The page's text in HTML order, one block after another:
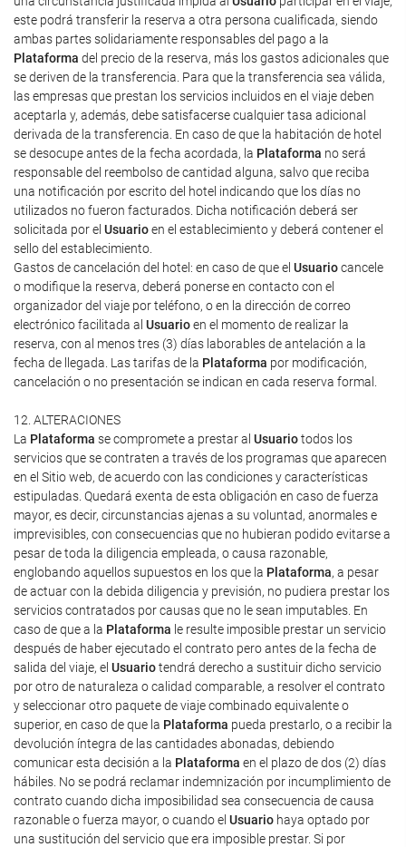
este podrá transferir la reserva a otra persona cualificada, siendo
ambas partes solidariamente responsables del pago a la
Plataforma del precio de la reserva, más los gastos adicionales que
se deriven de la transferencia. Para que la transferencia sea válida,
las empresas que prestan los servicios incluidos en el viaje deben
aceptarla y, además, debe satisfacerse cualquier tasa adicional
derivada de la transferencia. En caso de que la habitación de hotel
se desocupe antes de la fecha acordada, la Plataforma no será
responsable del reembolso de cantidad alguna, salvo que reciba
una notificación por escrito del hotel indicando que los días no
utilizados no fueron facturados. Dicha notificación deberá ser
solicitada por el Usuarioen el establecimiento y deberá contener el
sello del establecimiento.
Gastos de cancelación del hotel: en caso de que el Usuariocancele
o modifique la reserva, deberá ponerse en contacto con el
organizador del viaje por teléfono, o en la dirección de correo
electrónico facilitada al Usuarioen el momento de realizar la
reserva, con al menos tres (3) días laborables de antelación a la
fecha de llegada. Las tarifas de la Plataforma por modificación,
cancelación o no presentación se indican en cada reserva formal.
12. ALTERACIONES
La Plataforma se compromete a prestar al Usuariotodos los
servicios que se contraten a través de los programas que aparecen
en el Sitio web, de acuerdo con las condiciones y características
estipuladas. Quedará exenta de esta obligación en caso de fuerza
mayor, es decir, circunstancias ajenas a su voluntad, anormales e
imprevisibles, con consecuencias que no hubieran podido evitarse a
pesar de toda la diligencia empleada, o causa razonable,
englobando aquellos supuestos en los que la Plataforma, a pesar
de actuar con la debida diligencia y previsión, no pudiera prestar los
servicios contratados por causas que no le sean imputables. En
caso de que a la Plataforma le resulte imposible prestar un servicio
después de haber ejecutado el contrato pero antes de la fecha de
salida del viaje, el Usuariotendrá derecho a sustituir dicho servicio
por otro de naturaleza o calidad comparable, a resolver el contrato
y seleccionar otro paquete de viaje combinado equivalente o
superior, en caso de que la Plataforma pueda prestarlo, o a recibir la
devolución íntegra de las cantidades abonadas, debiendo
comunicar esta decisión a la Plataforma en el plazo de dos (2) días
hábiles. No se podrá reclamar indemnización por incumplimiento de
contrato cuando dicha imposibilidad sea consecuencia de causa
razonable o fuerza mayor, o cuando el Usuario haya optado por
una sustitución del servicio que era imposible prestar. Si por